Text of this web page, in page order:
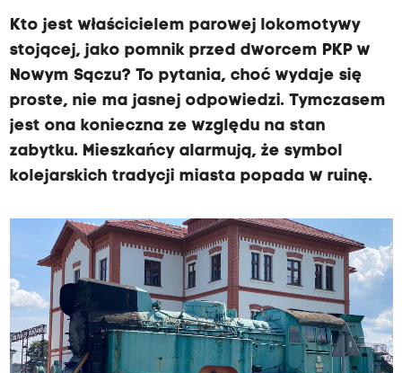
Kto jest właścicielem parowej lokomotywy
stojącej, jako pomnik przed dworcem PKP w
Nowym Sączu? To pytania, choć wydaje się
proste, nie ma jasnej odpowiedzi. Tymczasem
jest ona konieczna ze względu na stan
zabytku. Mieszkańcy alarmują, że symbol
kolejarskich tradycji miasta popada w ruinę.